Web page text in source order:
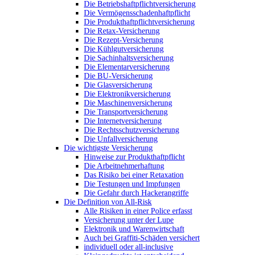
Die Betriebshaftpflichtversicherung
Die Vermögensschadenhaftpflicht
Die Produkthaftpflichtversicherung
Die Retax-Versicherung
Die Rezept-Versicherung
Die Kühlgutversicherung
Die Sachinhaltsversicherung
Die Elementarversicherung
Die BU-Versicherung
Die Glasversicherung
Die Elektronikversicherung
Die Maschinenversicherung
Die Transportversicherung
Die Internetversicherung
Die Rechtsschutzversicherung
Die Unfallversicherung
Die wichtigste Versicherung
Hinweise zur Produkthaftpflicht
Die Arbeitnehmerhaftung
Das Risiko bei einer Retaxation
Die Testungen und Impfungen
Die Gefahr durch Hackerangriffe
Die Definition von All-Risk
Alle Risiken in einer Police erfasst
Versicherung unter der Lupe
Elektronik und Warenwirtschaft
Auch bei Graffiti-Schäden versichert
individuell oder all-inclusive